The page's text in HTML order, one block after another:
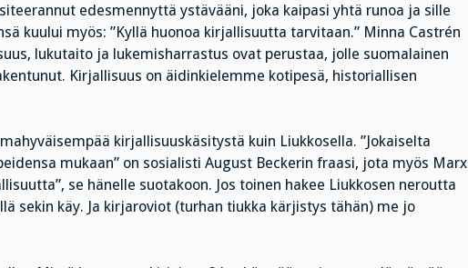
edesmennyttä ystävääni, joka kaipasi yhtä runoa ja sille
kuului myös: ”Kyllä huonoa kirjallisuutta tarvitaan.” Minna Castrén
lukutaito ja lukemisharrastus ovat perustaa, jolle suomalainen
Kirjallisuus on äidinkielemme kotipesä, historiallisen
kirjallisuuskäsitystä kuin Liukkosella. ”Jokaiselta
mukaan” on sosialisti August Beckerin fraasi, jota myös Marx
se hänelle suotakoon. Jos toinen hakee Liukkosen neroutta
sekin käy. Ja kirjaroviot (turhan tiukka kärjistys tähän) me jo